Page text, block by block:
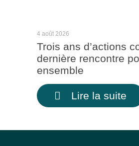
4 août 2026
Trois ans d’actions
dernière rencontre
ensemble
Lire la suite